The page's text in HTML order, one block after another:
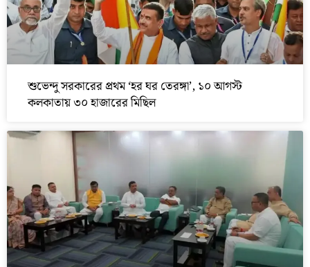
শুভেন্দু সরকারের প্রথম ‘হর ঘর তেরঙ্গা’, ১০ আগস্ট
কলকাতায় ৩০ হাজারের মিছিল